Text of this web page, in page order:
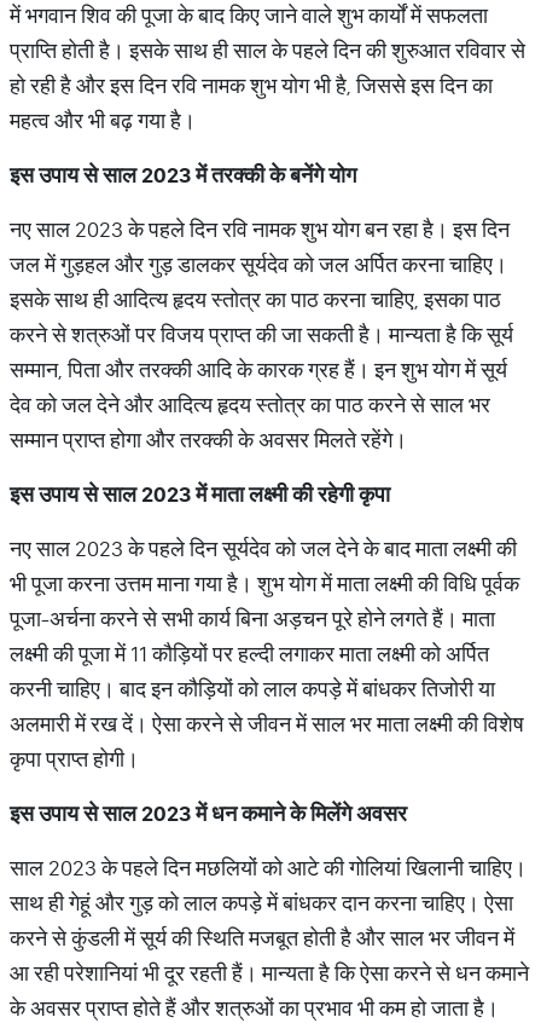
में भगवान शिव की पूजा के बाद किए जाने वाले शुभ कार्यों में सफलता
प्राप्ति होती है। इसके साथ ही साल के पहले दिन की शुरुआत रविवार से
हो रही है और इस दिन रवि नामक शुभ योग भी है, जिससे इस दिन का
महत्व और भी बढ़ गया है।
इस उपाय से साल 2023 में तरक्की के बनेंगे योग
नए साल 2023 के पहले दिन रवि नामक शुभ योग बन रहा है। इस दिन
जल में गुड़हल और गुड़ डालकर सूर्यदेव को जल अर्पित करना चाहिए।
इसके साथ ही आदित्य हृदय स्तोत्र का पाठ करना चाहिए, इसका पाठ
करने से शत्रुओं पर विजय प्राप्त की जा सकती है। मान्यता है कि सूर्य
सम्मान, पिता और तरक्की आदि के कारक ग्रह हैं। इन शुभ योग में सूर्य
देव को जल देने और आदित्य हृदय स्तोत्र का पाठ करने से साल भर
सम्मान प्राप्त होगा और तरक्की के अवसर मिलते रहेंगे।
इस उपाय से साल 2023 में माता लक्ष्मी की रहेगी कृपा
नए साल 2023 के पहले दिन सूर्यदेव को जल देने के बाद माता लक्ष्मी की
भी पूजा करना उत्तम माना गया है। शुभ योग में माता लक्ष्मी की विधि पूर्वक
पूजा-अर्चना करने से सभी कार्य बिना अड़चन पूरे होने लगते हैं। माता
लक्ष्मी की पूजा में 11 कौड़ियों पर हल्दी लगाकर माता लक्ष्मी को अर्पित
करनी चाहिए। बाद इन कौड़ियों को लाल कपड़े में बांधकर तिजोरी या
अलमारी में रख दें। ऐसा करने से जीवन में साल भर माता लक्ष्मी की विशेष
कृपा प्राप्त होगी।
इस उपाय से साल 2023 में धन कमाने के मिलेंगे अवसर
साल 2023 के पहले दिन मछलियों को आटे की गोलियां खिलानी चाहिए।
साथ ही गेहूं और गुड़ को लाल कपड़े में बांधकर दान करना चाहिए। ऐसा
करने से कुंडली में सूर्य की स्थिति मजबूत होती है और साल भर जीवन में
आ रही परेशानियां भी दूर रहती हैं। मान्यता है कि ऐसा करने से धन कमाने
के अवसर प्राप्त होते हैं और शत्रुओं का प्रभाव भी कम हो जाता है।